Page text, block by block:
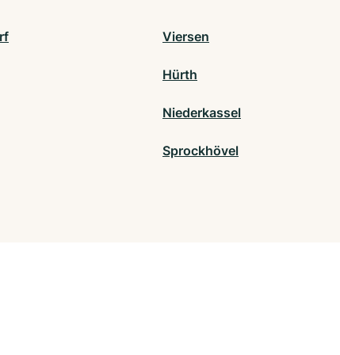
Viersen
Hürth
Niederkassel
Sprockhövel